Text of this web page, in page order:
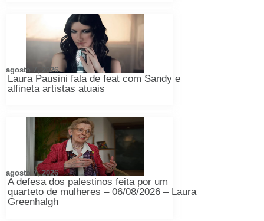
Laura Pausini fala de feat com Sandy e
alfineta artistas atuais
agosto 7, 2026
A defesa dos palestinos feita por um
quarteto de mulheres – 06/08/2026 – Laura
Greenhalgh
agosto 7, 2026